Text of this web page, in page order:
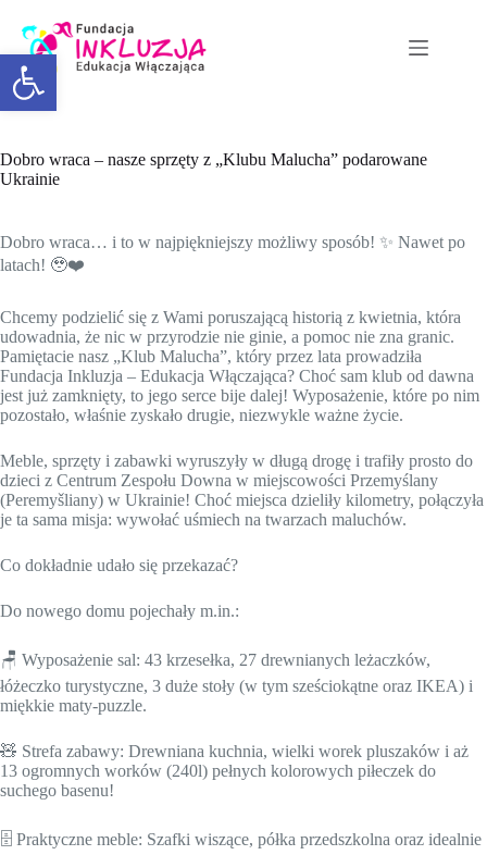
Dobro wraca – nasze sprzęty z „Klubu Malucha” podarowane
Ukrainie
Dobro wraca… i to w najpiękniejszy możliwy sposób! ✨ Nawet po
latach! 🥹❤️
Chcemy podzielić się z Wami poruszającą historią z kwietnia, która
udowadnia, że nic w przyrodzie nie ginie, a pomoc nie zna granic.
Pamiętacie nasz „Klub Malucha”, który przez lata prowadziła
Fundacja Inkluzja – Edukacja Włączająca? Choć sam klub od dawna
jest już zamknięty, to jego serce bije dalej! Wyposażenie, które po nim
pozostało, właśnie zyskało drugie, niezwykle ważne życie.
Meble, sprzęty i zabawki wyruszyły w długą drogę i trafiły prosto do
dzieci z Centrum Zespołu Downa w miejscowości Przemyślany
(Peremyšliany) w Ukrainie! Choć miejsca dzieliły kilometry, połączyła
je ta sama misja: wywołać uśmiech na twarzach maluchów.
Co dokładnie udało się przekazać?
Do nowego domu pojechały m.in.:
🪑 Wyposażenie sal: 43 krzesełka, 27 drewnianych leżaczków,
łóżeczko turystyczne, 3 duże stoły (w tym sześciokątne oraz IKEA) i
miękkie maty-puzzle.
🧸 Strefa zabawy: Drewniana kuchnia, wielki worek pluszaków i aż
13 ogromnych worków (240l) pełnych kolorowych piłeczek do
suchego basenu!
🗄️ Praktyczne meble: Szafki wiszące, półka przedszkolna oraz idealnie
Otwórz pasek narzędzi